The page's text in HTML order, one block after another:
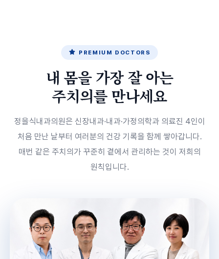
PREMIUM DOCTORS
내 몸을 가장 잘 아는
주치의를 만나세요
정을식내과의원은 신장내과·내과·가정의학과 의료진 4인이
처음 만난 날부터 여러분의 건강 기록을 함께 쌓아갑니다.
매번 같은 주치의가 꾸준히 곁에서 관리하는 것이 저희의
원칙입니다.